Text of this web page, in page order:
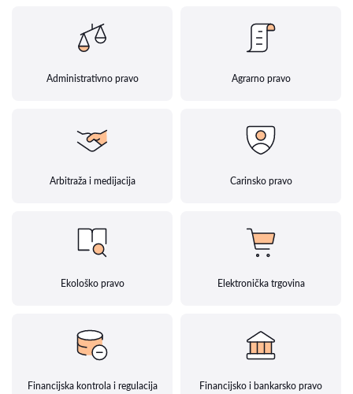
Administrativno pravo Agrarno pravo
Arbitraža i medijacija Carinsko pravo
Ekološko pravo Elektronička trgovina
Financijska kontrola i regulacija Financijsko i bankarsko pravo